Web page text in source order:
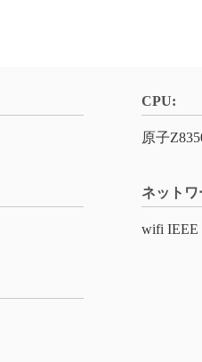
CPU:
原子
ネットワ
wifi IEEE